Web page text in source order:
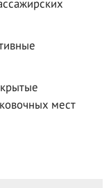
мест